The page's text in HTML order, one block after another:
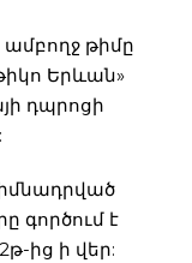
թիմը
Երևան»
դպրոցի
գործում է
ից ի վեր: